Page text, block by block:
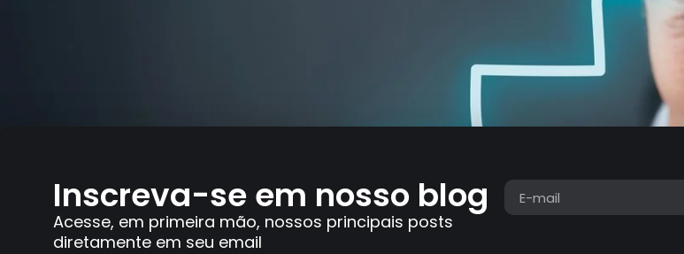
Inscreva-se em nosso blog
Acesse, em primeira mão, nossos principais posts
diretamente em seu email